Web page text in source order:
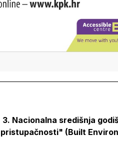
3. Nacionalna središnja
pristupačnosti" (Built